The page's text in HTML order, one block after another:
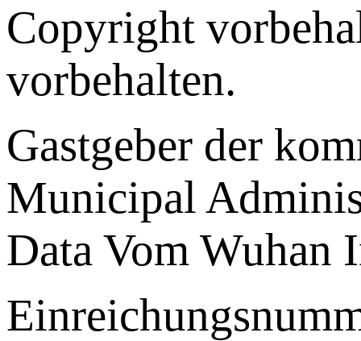
Copyright
vorbehalten.
Gastgeber der
Municipal
Data Vom Wuhan